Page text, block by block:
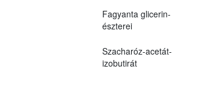
Fagyanta glicerin-
észterei
Szacharóz-acetát-
izobutirát